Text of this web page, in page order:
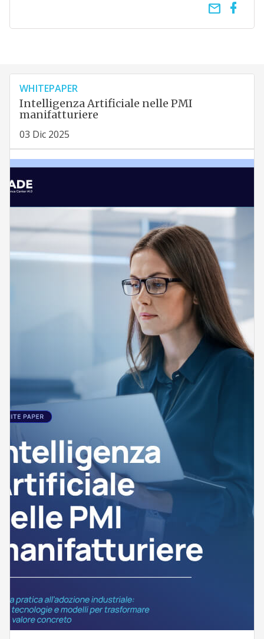
email
WHITEPAPER
Intelligenza Artificiale nelle PMI
manifatturiere
03 Dic 2025